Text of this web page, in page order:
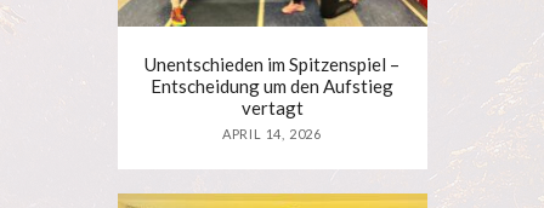
Unentschieden im Spitzenspiel –
Entscheidung um den Aufstieg
vertagt
APRIL 14, 2026